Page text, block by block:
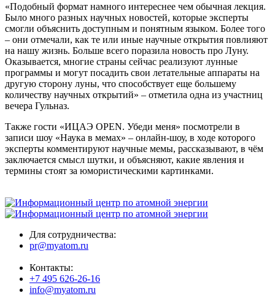
«Подобный формат намного интереснее чем обычная лекция.
Было много разных научных новостей, которые эксперты
смогли объяснить доступным и понятным языком. Более того
– они отмечали, как те или иные научные открытия повлияют
на нашу жизнь. Больше всего поразила новость про Луну.
Оказывается, многие страны сейчас реализуют лунные
программы и могут посадить свои летательные аппараты на
другую сторону луны, что способствует еще большему
количеству научных открытий» – отметила одна из участниц
вечера Гульназ.
Также гости «ИЦАЭ OPEN. Убеди меня» посмотрели в
записи шоу «Наука в мемах» – онлайн-шоу, в ходе которого
эксперты комментируют научные мемы, рассказывают, в чём
заключается смысл шутки, и объясняют, какие явления и
термины стоят за юмористическими картинками.
Для сотрудничества:
pr@myatom.ru
Контакты:
+7 495 626-26-16
info@myatom.ru